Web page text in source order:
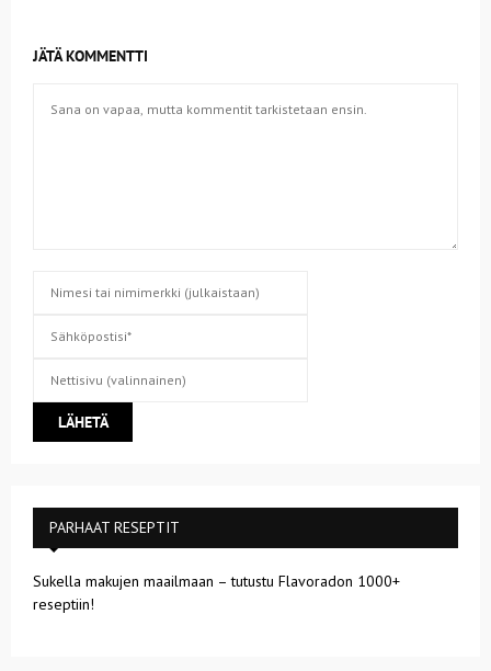
JÄTÄ KOMMENTTI
PARHAAT RESEPTIT
Sukella makujen maailmaan – tutustu Flavoradon 1000+
reseptiin!